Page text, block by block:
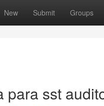
New Submit Groups
para sst